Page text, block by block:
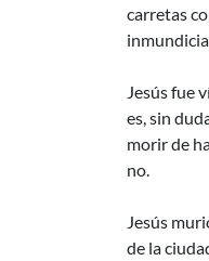
carretas
Jesús fue
es, sin
morir de
no.
Jesús
de la